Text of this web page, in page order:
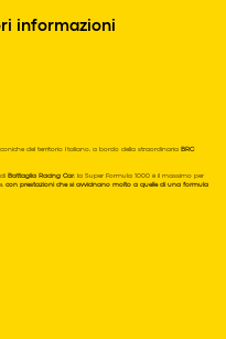
informazioni
del territorio Italiano, a bordo della straordinaria BRC
Battaglia Racing Car, la Super Formula 1000 è il massimo per
con prestazioni che si avvicinano molto a quelle di una formula